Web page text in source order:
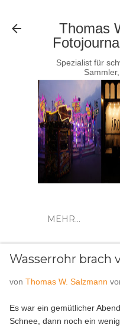
Thomas
Spezialist für
MEHR…
Wasserrohr brach
von Thomas W. Salzmann
Es war ein gemütlicher
Schnee, dann noch ein